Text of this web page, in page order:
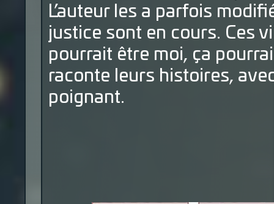
L’auteur les a parfois
justice sont en cours. Ces
pourrait être moi, ça
raconte leurs histoires,
poignant.